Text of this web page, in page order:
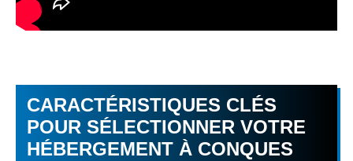
CARACTÉRISTIQUES CLÉS
POUR SÉLECTIONNER VOTRE
HÉBERGEMENT À CONQUES